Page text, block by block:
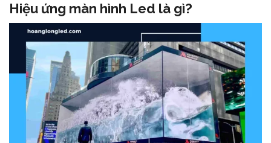
Hiệu ứng màn hình Led là gì?